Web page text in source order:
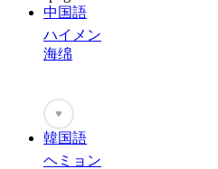
中国語
ハイメン
海绵
♥
韓国語
ヘミョン